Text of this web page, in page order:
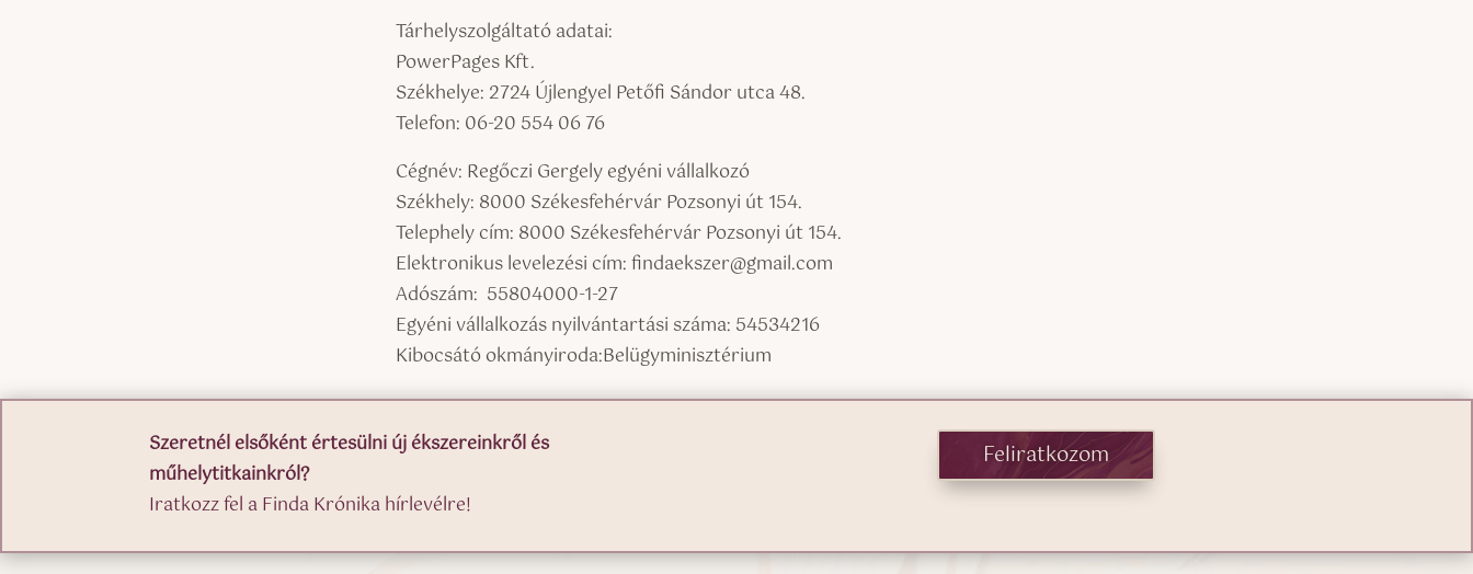
Tárhelyszolgáltató adatai:
PowerPages Kft.
Székhelye: 2724 Újlengyel Petőfi Sándor utca 48.
Telefon: 06-20 554 06 76
Cégnév: Regőczi Gergely egyéni vállalkozó
Székhely: 8000 Székesfehérvár Pozsonyi út 154.
Telephely cím: 8000 Székesfehérvár Pozsonyi út 154.
Elektronikus levelezési cím: findaekszer@gmail.com
Adószám: 55804000-1-27
Egyéni vállalkozás nyilvántartási száma: 54534216
Kibocsátó okmányiroda:Belügyminisztérium
Szeretnél elsőként értesülni új ékszereinkről és
műhelytitkainkról?
Iratkozz fel a Finda Krónika hírlevélre!
Feliratkozom